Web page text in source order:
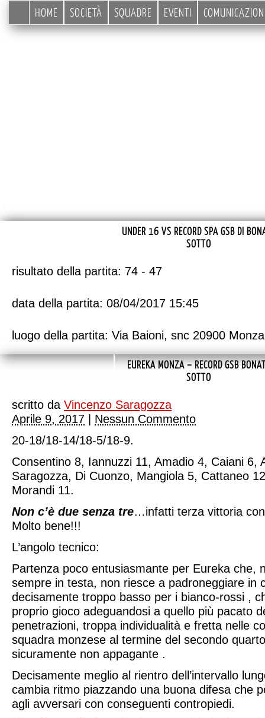
HOME SOCIETÀ SQUADRE EVENTI
UNDER 16 VS RECORD SPA GSB DI
SOTTO
risultato della partita: 74 - 47
data della partita: 08/04/2017 15:45
luogo della partita: Via Baioni, snc 20900
EUREKA MONZA – RECORD GSB
SOTTO
scritto da Vincenzo Saragozza
Aprile 9, 2017
Nessun Commento
20-18/18-14/18-5/18-9.
Consentino 8, Iannuzzi 11, Amadio 4, Caiani 6,
Saragozza, Di Cuonzo, Mangiola 5, Cattaneo
Morandi 11.
Non c’è due senza tre…infatti terza vittoria
Molto bene!!!
L’angolo tecnico:
Partenza poco entusiasmante per Eureka che,
sempre in testa, non riesce a padroneggiare in
decisamente troppo basso per i bianco-rossi ,
proprio gioco adeguandosi a quello più pacato
penetrazioni, troppa individualità e fretta nelle
squadra monzese al termine del secondo
sicuramente non appagante .
Decisamente meglio al rientro dell’intervallo
cambia ritmo piazzando una buona difesa che
agli avversari con conseguenti contropiedi.